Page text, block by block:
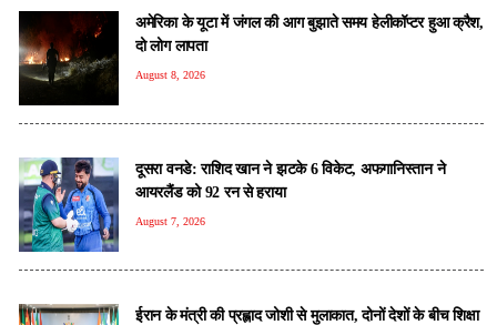
अमेरिका के यूटा में जंगल की आग बुझाते समय हेलीकॉप्टर हुआ क्रैश,
दो लोग लापता
August 8, 2026
दूसरा वनडे: राशिद खान ने झटके 6 विकेट, अफगानिस्तान ने
आयरलैंड को 92 रन से हराया
August 7, 2026
ईरान के मंत्री की प्रह्लाद जोशी से मुलाकात, दोनों देशों के बीच शिक्षा